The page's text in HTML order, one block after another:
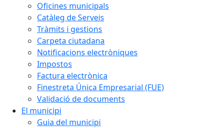
Oficines municipals
Catàleg de Serveis
Tràmits i gestions
Carpeta ciutadana
Notificacions electròniques
Impostos
Factura electrònica
Finestreta Única Empresarial (FUE)
Validació de documents
El municipi
Guia del municipi